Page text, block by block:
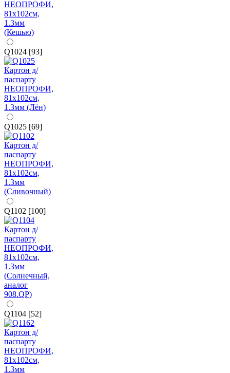
Q1024 [93]
Q1025 [69]
Q1102 [100]
Q1104 [52]